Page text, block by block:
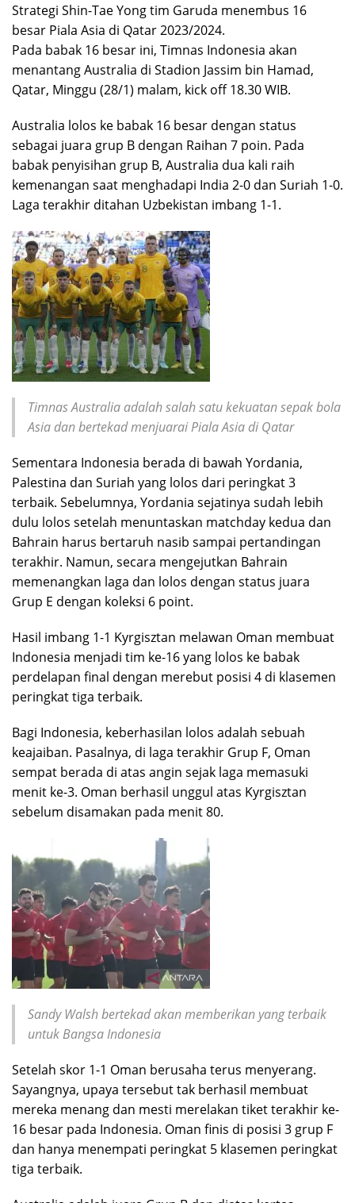
Strategi Shin-Tae Yong tim Garuda menembus 16
besar Piala Asia di Qatar 2023/2024.
Pada babak 16 besar ini, Timnas Indonesia akan
menantang Australia di Stadion Jassim bin Hamad,
Qatar, Minggu (28/1) malam, kick off 18.30 WIB.
Australia lolos ke babak 16 besar dengan status
sebagai juara grup B dengan Raihan 7 poin. Pada
babak penyisihan grup B, Australia dua kali raih
kemenangan saat menghadapi India 2-0 dan Suriah 1-0.
Laga terakhir ditahan Uzbekistan imbang 1-1.
Timnas Australia adalah salah satu kekuatan sepak bola
Asia dan bertekad menjuarai Piala Asia di Qatar
Sementara Indonesia berada di bawah Yordania,
Palestina dan Suriah yang lolos dari peringkat 3
terbaik. Sebelumnya, Yordania sejatinya sudah lebih
dulu lolos setelah menuntaskan matchday kedua dan
Bahrain harus bertaruh nasib sampai pertandingan
terakhir. Namun, secara mengejutkan Bahrain
memenangkan laga dan lolos dengan status juara
Grup E dengan koleksi 6 point.
Hasil imbang 1-1 Kyrgisztan melawan Oman membuat
Indonesia menjadi tim ke-16 yang lolos ke babak
perdelapan final dengan merebut posisi 4 di klasemen
peringkat tiga terbaik.
Bagi Indonesia, keberhasilan lolos adalah sebuah
keajaiban. Pasalnya, di laga terakhir Grup F, Oman
sempat berada di atas angin sejak laga memasuki
menit ke-3. Oman berhasil unggul atas Kyrgisztan
sebelum disamakan pada menit 80.
Sandy Walsh bertekad akan memberikan yang terbaik
untuk Bangsa Indonesia
Setelah skor 1-1 Oman berusaha terus menyerang.
Sayangnya, upaya tersebut tak berhasil membuat
mereka menang dan mesti merelakan tiket terakhir ke-
16 besar pada Indonesia. Oman finis di posisi 3 grup F
dan hanya menempati peringkat 5 klasemen peringkat
tiga terbaik.